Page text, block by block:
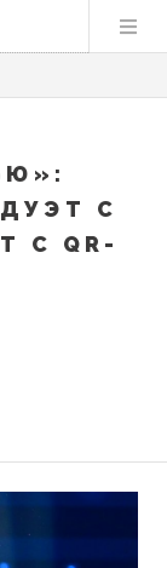
С
С QR-